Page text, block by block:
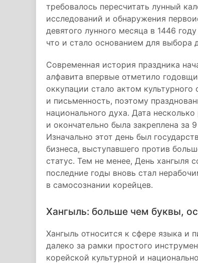
требовалось пересчитать лунный
исследований и обнаружения
девятого лунного месяца в 1446
что и стало основанием для выбора
Современная история праздника
алфавита впервые отметило
оккупации стало актом
и письменность, поэтому
национального духа. Дата
и окончательно была закреплена за
Изначально этот день был
бизнеса, выступавшего против
статус. Тем не менее, День хангыля
последние годы вновь стал
в самосознании корейцев.
Хангыль: больше чем буквы,
Хангыль относится к сфере языка и
далеко за рамки простого
корейской культурной и